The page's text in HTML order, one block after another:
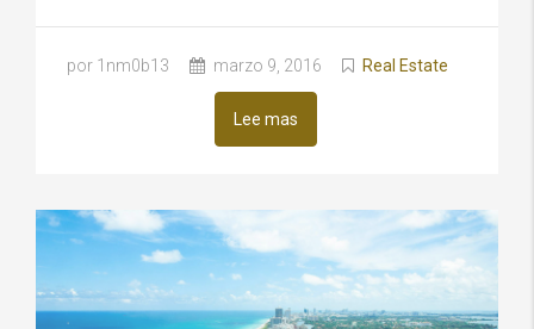
por 1nm0b13 marzo 9, 2016 Real Estate
Lee mas